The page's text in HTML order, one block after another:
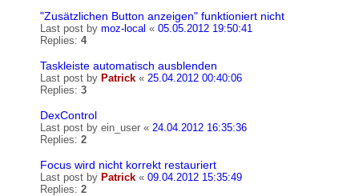
"Zusätzlichen Button anzeigen" funktioniert nicht
Last post by moz-local « 05.05.2012 19:50:41
Replies: 4
Taskleiste automatisch ausblenden
Last post by Patrick « 25.04.2012 00:40:06
Replies: 3
DexControl
Last post by ein_user « 24.04.2012 16:35:36
Replies: 2
Focus wird nicht korrekt restauriert
Last post by Patrick « 09.04.2012 15:35:49
Replies: 2